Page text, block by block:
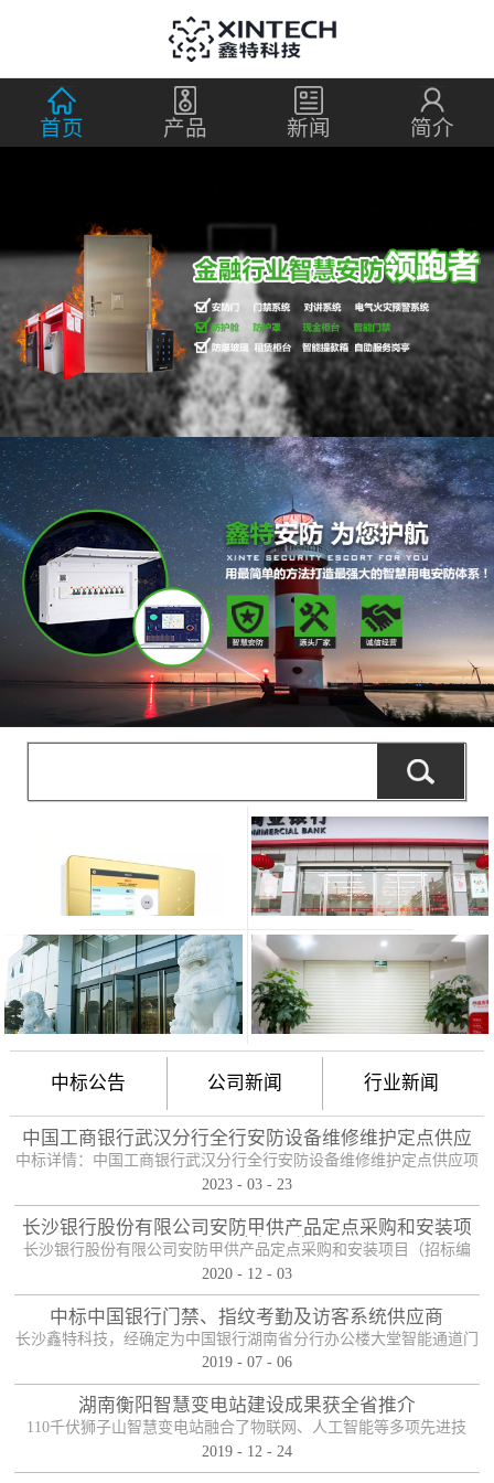
首页 产品 新闻 简介
中标公告 公司新闻 行业新闻
中国工商银行武汉分行全行安防设备维修维护定点供应
项目
中标详情：中国工商银行武汉分行全行安防设备维修维护定点供应项
目（项目编号：HBZTH-FW-2022-106），于2023年2月3日以公开招
定贵单位为本项目2包的入围供应商。中标产品：防护舱
2023 - 03 - 23
长沙银行股份有限公司安防甲供产品定点采购和安装项
目——中标公告
长沙银行股份有限公司安防甲供产品定点采购和安装项目（招标编
号：0646-204HNGL500）评标工作已经结束，经评标委员会认真评
的中标人。包一采购内容为：1、甲级木质防火门；2、防尾随联动互
锁安全门；3、自助银行安全防护门；4、甲级防盗安全门（优质
钢）；5、钢化玻璃自动感应门、防砸玻璃自动感应，和电机；6、银
行专用防盗卷帘门（含电机、控...
2020 - 12 - 03
中标中国银行门禁、指纹考勤及访客系统供应商
长沙鑫特科技，经确定为中国银行湖南省分行办公楼大堂智能通道门
禁、指纹考勤、访客系统采购项目供应商。门禁指纹考勤系统
2019 - 07 - 06
湖南衡阳智慧变电站建设成果获全省推介
110千伏狮子山智慧变电站融合了物联网、人工智能等多项先进技
术，是设备侧电力物联网建设在专业领域的最佳实践。”近日，国网
2019 - 12 - 24